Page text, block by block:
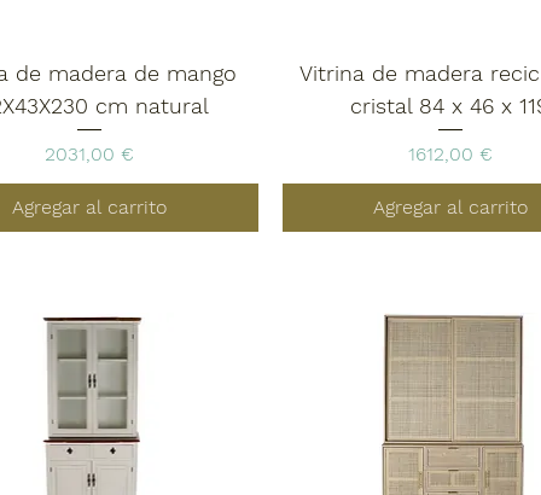
de madera de mango
cm natural
Precio
2031,00 €
Agregar al carrito
Vitrina de madera
cristal 84 x 46 x
Precio
1612,00 €
Agregar al carrito